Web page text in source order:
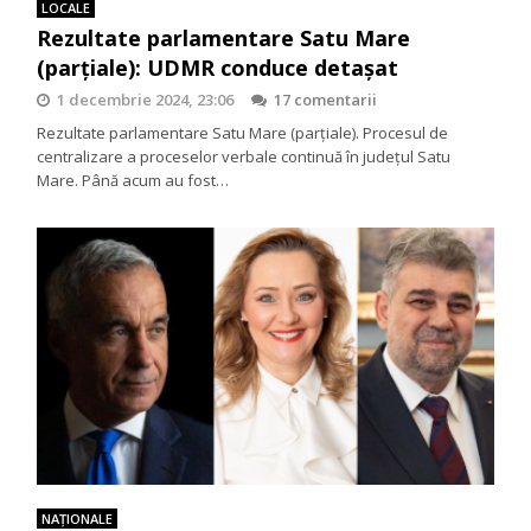
LOCALE
Rezultate parlamentare Satu Mare
(parţiale): UDMR conduce detaşat
1 decembrie 2024, 23:06
17 comentarii
Rezultate parlamentare Satu Mare (parţiale). Procesul de
centralizare a proceselor verbale continuă în județul Satu
Mare. Până acum au fost…
NAŢIONALE